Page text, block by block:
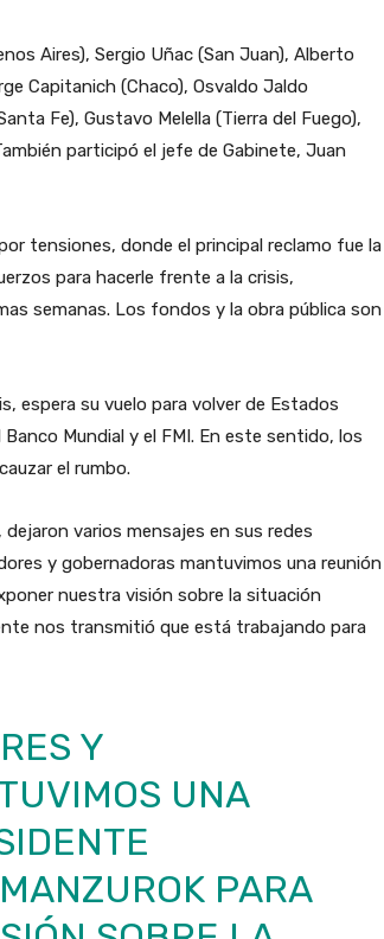
Aires), Sergio Uñac (San Juan), Alberto
Capitanich (Chaco), Osvaldo Jaldo
Fe), Gustavo Melella (Tierra del Fuego),
participó el jefe de Gabinete, Juan
tensiones, donde el principal reclamo fue la
para hacerle frente a la crisis,
semanas. Los fondos y la obra pública son
espera su vuelo para volver de Estados
Mundial y el FMI. En este sentido, los
el rumbo.
varios mensajes en sus redes
y gobernadoras mantuvimos una reunión
nuestra visión sobre la situación
nos transmitió que está trabajando para
Y
UNA
PARA